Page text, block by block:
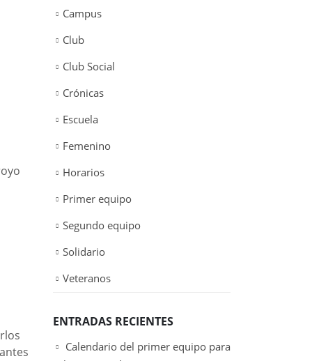
Campus
Club
Club Social
Crónicas
Escuela
Femenino
Horarios
Primer equipo
Segundo equipo
Solidario
Veteranos
ENTRADAS RECIENTES
Calendario del primer equipo para